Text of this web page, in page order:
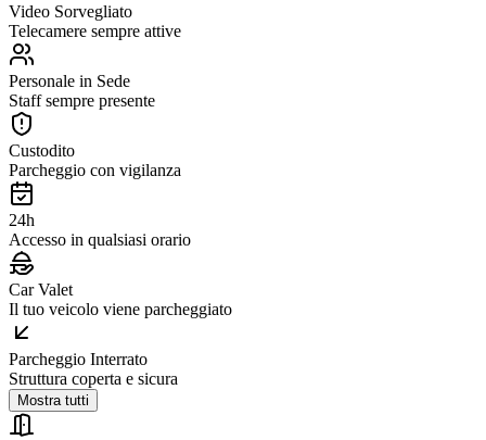
Video Sorvegliato
Telecamere sempre attive
Personale in Sede
Staff sempre presente
Custodito
Parcheggio con vigilanza
24h
Accesso in qualsiasi orario
Car Valet
Il tuo veicolo viene parcheggiato
Parcheggio Interrato
Struttura coperta e sicura
Mostra tutti